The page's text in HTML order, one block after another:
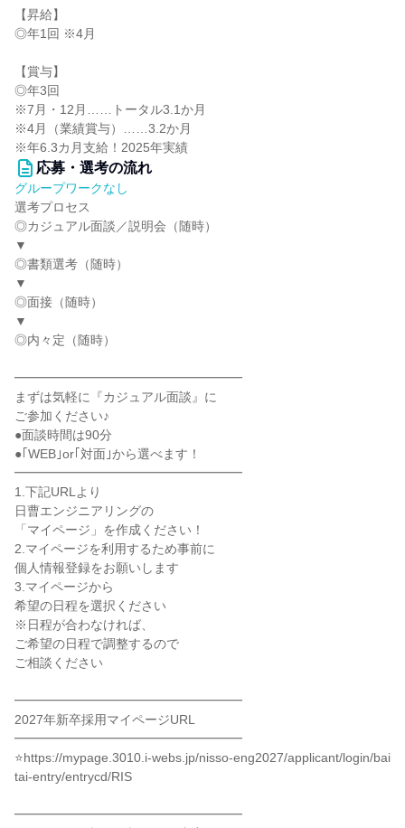
【昇給】
◎年1回 ※4月
【賞与】
◎年3回
※7月・12月……トータル3.1か月
※4月（業績賞与）……3.2か月
※年6.3カ月支給！2025年実績
応募・選考の流れ
グループワークなし
選考プロセス
◎カジュアル面談／説明会（随時）
▼
◎書類選考（随時）
▼
◎面接（随時）
▼
◎内々定（随時）
━━━━━━━━━━━━━━━━━━
まずは気軽に『カジュアル面談』に
ご参加ください♪
●面談時間は90分
●｢WEB｣or｢対面｣から選べます！
━━━━━━━━━━━━━━━━━━
1.下記URLより
日曹エンジニアリングの
「マイページ」を作成ください！
2.マイページを利用するため事前に
個人情報登録をお願いします
3.マイページから
希望の日程を選択ください
※日程が合わなければ、
ご希望の日程で調整するので
ご相談ください
━━━━━━━━━━━━━━━━━━
2027年新卒採用マイページURL
━━━━━━━━━━━━━━━━━━
⭐https://mypage.3010.i-webs.jp/nisso-eng2027/applicant/login/bai
tai-entry/entrycd/RIS
━━━━━━━━━━━━━━━━━━